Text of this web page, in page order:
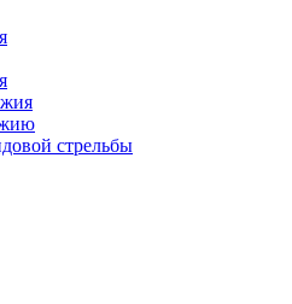
стрельбы